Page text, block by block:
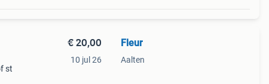
st
€ 20,00
10 jul 26
Fleur
Aalten